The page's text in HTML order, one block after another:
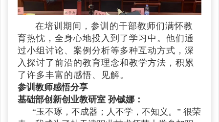
在培训期间，参训的干部教师们满怀教
育热忱，全身心地投入到了学习中。他们通
过小组讨论、案例分析等多种互动方式，深
入探讨了前沿的教育理念和教学方法，积累
了许多丰富的感悟、见解。
参训教师感悟分享
基础部创新创业教研室 孙铖娜：
“玉不琢，不成器；人不学，不知义。” 很荣